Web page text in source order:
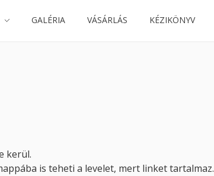
GALÉRIA VÁSÁRLÁS KÉZIKÖNYV
kerül.
is teheti a levelet, mert linket tartalmaz.